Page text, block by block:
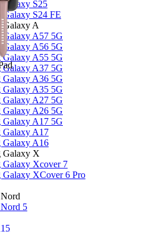
Galaxy S25
Galaxy S24 FE
Galaxy A
Galaxy A57 5G
Galaxy A56 5G
Galaxy A55 5G
Galaxy A37 5G
Galaxy A36 5G
Galaxy A35 5G
Galaxy A27 5G
Galaxy A26 5G
Galaxy A17 5G
Galaxy A17
Galaxy A16
Galaxy X
Galaxy Xcover 7
Galaxy XCover 6 Pro
5